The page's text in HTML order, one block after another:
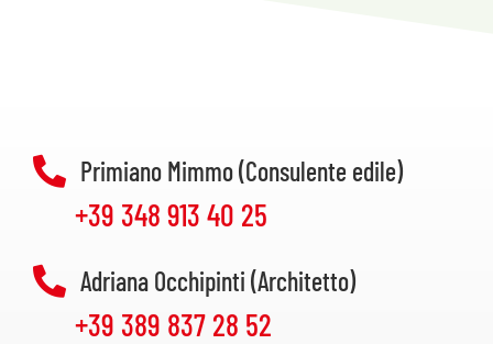
Primiano Mimmo (Consulente edile)
+39 348 913 40 25
Adriana Occhipinti (Architetto)
+39 389 837 28 52